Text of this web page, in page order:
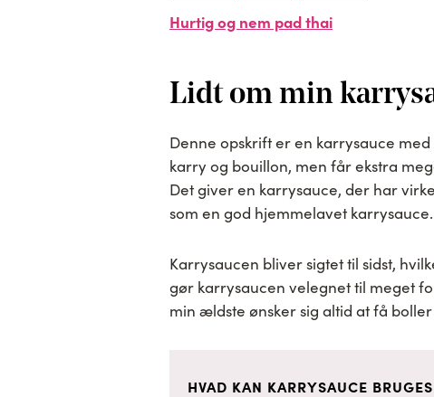
Hurtig og nem pad thai
Lidt om min
Denne opskrift er en karrysauce
karry og bouillon, men får ekstra
Det giver en karrysauce, der har
som en god hjemmelavet
Karrysaucen bliver sigtet til sidst,
gør karrysaucen velegnet til meget
min ældste ønsker sig altid at få
HVAD KAN KARRYSAUCE